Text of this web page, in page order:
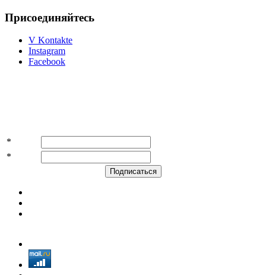
Присоединяйтесь
V Kontakte
Instagram
Facebook
*
*